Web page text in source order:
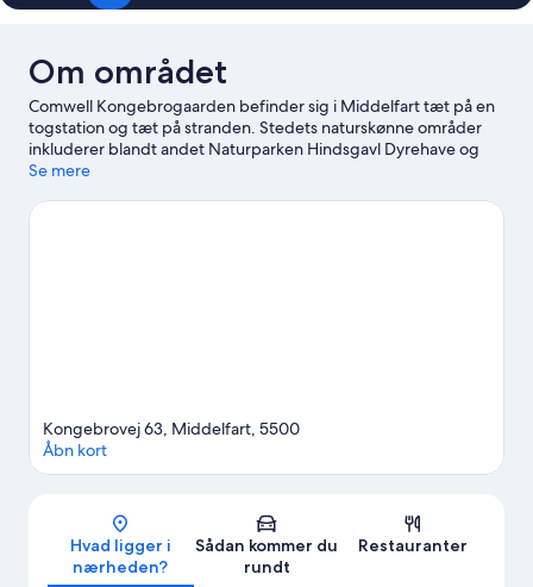
Om området
Comwell Kongebrogaarden befinder sig i Middelfart tæt på en
togstation og tæt på stranden. Stedets naturskønne områder
inkluderer blandt andet Naturparken Hindsgavl Dyrehave og
Gamborg Inddæmning, mens CLAY Keramikmuseum Danmark
Kulturøen og Minigolf og Fodboldgolf Middelfart er også et
Se mere
Kort
Kongebrovej 63, Middelfart, 5500
Åbn kort
Hvad ligger i
nærheden?
Sådan kommer du
rundt
Restauranter